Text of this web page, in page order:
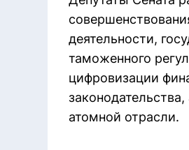
деятельности,
таможенного
цифровизации
атомной отрасли.